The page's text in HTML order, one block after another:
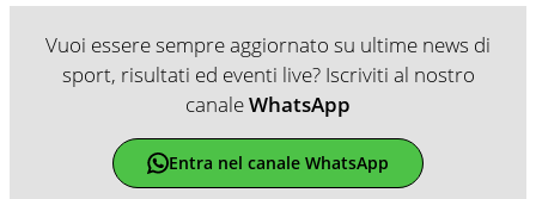
Vuoi essere sempre aggiornato su ultime news di
sport, risultati ed eventi live? Iscriviti al nostro
canaleWhatsApp
Entra nel canale WhatsApp